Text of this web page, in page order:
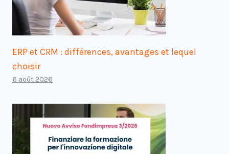
ERP et CRM : différences, avantages et lequel
choisir
6 août 2026